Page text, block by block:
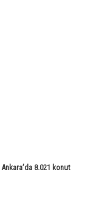
Ankara’da 8.021 konut